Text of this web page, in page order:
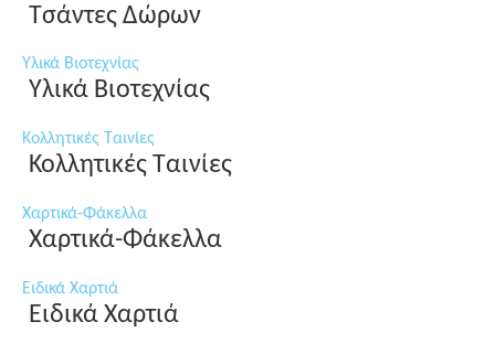
Τσάντες Δώρων
Υλικά Βιοτεχνίας
Υλικά Βιοτεχνίας
Κολλητικές Ταινίες
Κολλητικές Ταινίες
Χαρτικά-Φάκελλα
Χαρτικά-Φάκελλα
Ειδικά Χαρτιά
Ειδικά Χαρτιά